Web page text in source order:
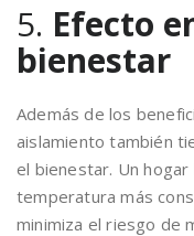
5. Efecto
bienestar
Además de los
aislamiento también
el bienestar. Un hogar
temperatura más
minimiza el riesgo de